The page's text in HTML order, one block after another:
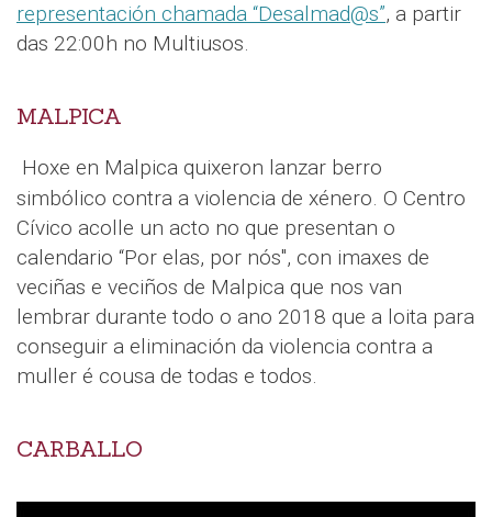
representación chamada “Desalmad@s”, a partir
das 22:00h no Multiusos.
MALPICA
Hoxe en Malpica quixeron lanzar berro
simbólico contra a violencia de xénero. O Centro
Cívico acolle un acto no que presentan o
calendario “Por elas, por nós", con imaxes de
veciñas e veciños de Malpica que nos van
lembrar durante todo o ano 2018 que a loita para
conseguir a eliminación da violencia contra a
muller é cousa de todas e todos.
CARBALLO